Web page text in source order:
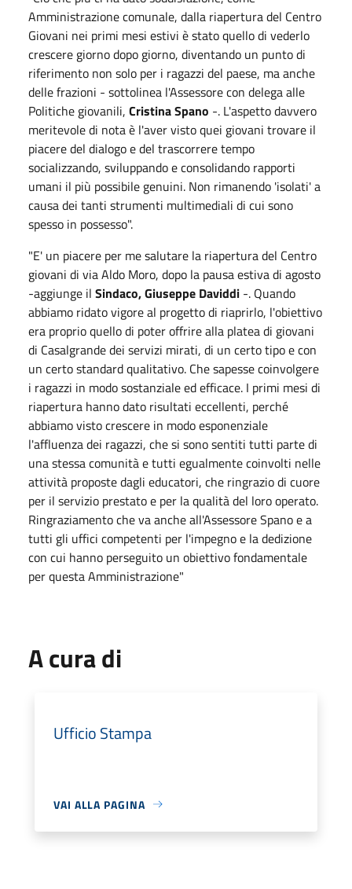
Amministrazione comunale, dalla riapertura del Centro
Giovani nei primi mesi estivi è stato quello di vederlo
crescere giorno dopo giorno, diventando un punto di
riferimento non solo per i ragazzi del paese, ma anche
delle frazioni - sottolinea l'Assessore con delega alle
Politiche giovanili, Cristina Spano -. L'aspetto davvero
meritevole di nota è l'aver visto quei giovani trovare il
piacere del dialogo e del trascorrere tempo
socializzando, sviluppando e consolidando rapporti
umani il più possibile genuini. Non rimanendo 'isolati' a
causa dei tanti strumenti multimediali di cui sono
spesso in possesso".
"E' un piacere per me salutare la riapertura del Centro
giovani di via Aldo Moro, dopo la pausa estiva di agosto
-aggiunge il Sindaco, Giuseppe Daviddi -. Quando
abbiamo ridato vigore al progetto di riaprirlo, l'obiettivo
era proprio quello di poter offrire alla platea di giovani
di Casalgrande dei servizi mirati, di un certo tipo e con
un certo standard qualitativo. Che sapesse coinvolgere
i ragazzi in modo sostanziale ed efficace. I primi mesi di
riapertura hanno dato risultati eccellenti, perché
abbiamo visto crescere in modo esponenziale
l'affluenza dei ragazzi, che si sono sentiti tutti parte di
una stessa comunità e tutti egualmente coinvolti nelle
attività proposte dagli educatori, che ringrazio di cuore
per il servizio prestato e per la qualità del loro operato.
Ringraziamento che va anche all'Assessore Spano e a
tutti gli uffici competenti per l'impegno e la dedizione
con cui hanno perseguito un obiettivo fondamentale
per questa Amministrazione"
A cura di
Ufficio Stampa
VAI ALLA PAGINA